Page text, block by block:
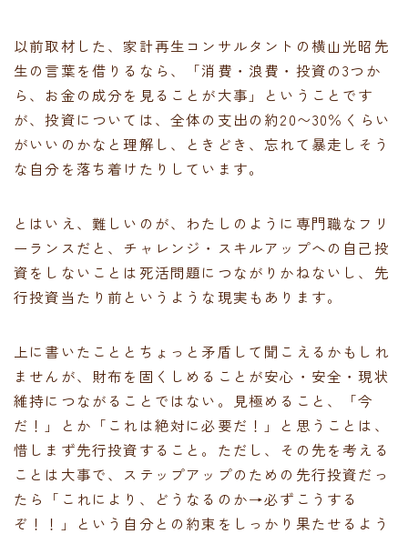
以前取材した、家計再生コンサルタントの横山光昭先
生の言葉を借りるなら、「消費・浪費・投資の3つか
ら、お金の成分を見ることが大事」ということです
が、投資については、全体の支出の約20〜30％くらい
がいいのかなと理解し、ときどき、忘れて暴走しそう
な自分を落ち着けたりしています。
とはいえ、難しいのが、わたしのように専門職なフリ
ーランスだと、チャレンジ・スキルアップへの自己投
資をしないことは死活問題につながりかねないし、先
行投資当たり前というような現実もあります。
上に書いたこととちょっと矛盾して聞こえるかもしれ
ませんが、財布を固くしめることが安心・安全・現状
維持につながることではない。見極めること、「今
だ！」とか「これは絶対に必要だ！」と思うことは、
惜しまず先行投資すること。ただし、その先を考える
ことは大事で、ステップアップのための先行投資だっ
たら「これにより、どうなるのか→必ずこうする
ぞ！！」という自分との約束をしっかり果たせるよう